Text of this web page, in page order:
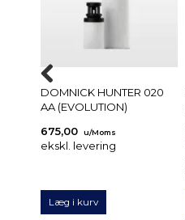
DOMNICK HUNTER 020
AA (EVOLUTION)
675,00
u/Moms
ekskl. levering
Læg i kurv